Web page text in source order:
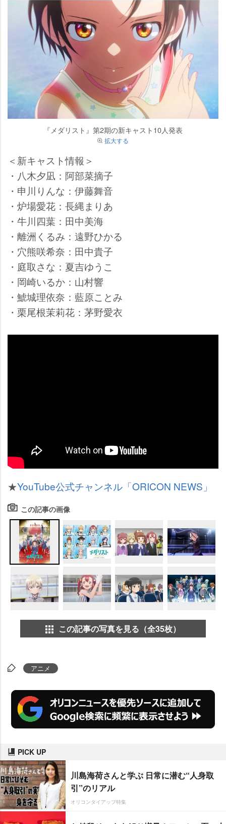
『メダリスト』第2期の新キャスト10人発表
拡大する
＜新キャスト情報＞
・八木夕凪：阿部菜摘子
・申川りんな：伊藤舞音
・炉場愛花：長縄まりあ
・牛川四葉：田中美海
・離洲くるみ：遠野ひかる
・穴熊咲希奈：田中貴子
・庭取さな：夏吉ゆうこ
・岡崎いるか：山村響
・鯱城理依奈：藍原ことみ
・栗尾根茉莉花：茅野愛衣
★YouTube公式チャンネル「ORICON NEWS」
この記事の画像
この記事の写真を見る（全35枚）
アニメ
PICK UP
川島海荷さんと学ぶ 日常に潜む“人身取
引”のリアル
オリコンタイアップ特集